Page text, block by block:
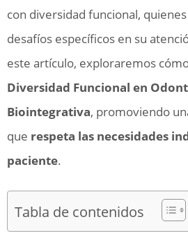
con diversidad funcional,
desafíos específicos en su
este artículo, exploraremos
Diversidad Funcional en
Biointegrativa, promoviendo
que respeta las necesidades
paciente.
Tabla de contenidos